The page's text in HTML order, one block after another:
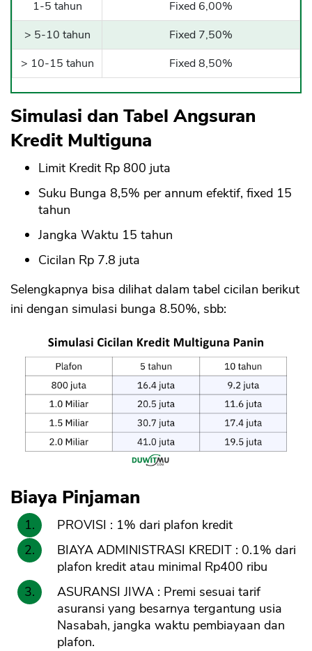
1-5 tahun
Fixed 6,00%
> 5-10 tahun
Fixed 7,50%
> 10-15 tahun
Fixed 8,50%
Simulasi dan Tabel Angsuran
Kredit Multiguna
Limit Kredit Rp 800 juta
Suku Bunga 8,5% per annum efektif, fixed 15
tahun
Jangka Waktu 15 tahun
Cicilan Rp 7.8 juta
Selengkapnya bisa dilihat dalam tabel cicilan berikut
ini dengan simulasi bunga 8.50%, sbb:
Biaya Pinjaman
PROVISI : 1% dari plafon kredit
BIAYA ADMINISTRASI KREDIT : 0.1% dari
plafon kredit atau minimal Rp400 ribu
ASURANSI JIWA : Premi sesuai tarif
asuransi yang besarnya tergantung usia
Nasabah, jangka waktu pembiayaan dan
plafon.
OK
CANCEL